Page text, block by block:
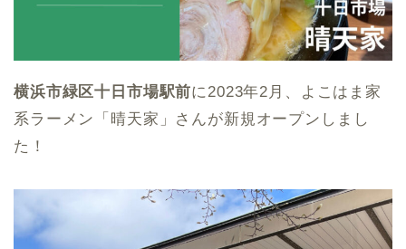
横浜市緑区十日市場駅前に2023年2月、よこはま家
系ラーメン「晴天家」さんが新規オープンしまし
た！